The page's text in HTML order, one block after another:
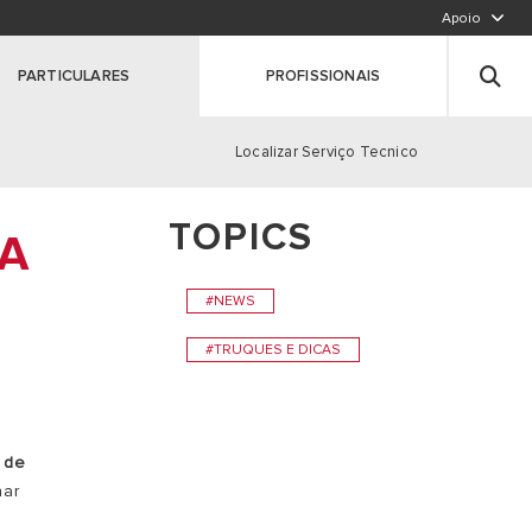
Apoio
LIGUE PARA NÓS,CHAMADA PARA A REDE FIXA
PARTICULARES
Localizar Serviço Tecnico
PROFISSIONAIS
TOPICS
#NEWS
#TRUQUES E DICAS